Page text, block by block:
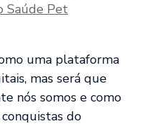
Saúde Pet
uma plataforma
mas será que
nós somos e como
do